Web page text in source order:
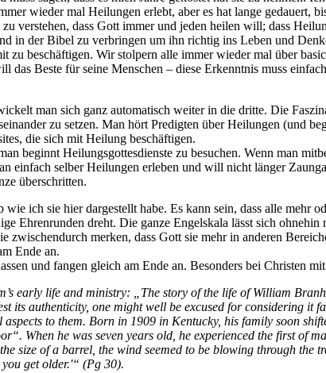
wieder mal Heilungen erlebt, aber es hat lange gedauert,
verstehen, dass Gott immer und jeden heilen will; dass
in der Bibel zu verbringen um ihn richtig ins Leben und
zu beschäftigen. Wir stolpern alle immer wieder mal über
das Beste für seine Menschen – diese Erkenntnis muss
man sich ganz automatisch weiter in die dritte. Die
zu setzen. Man hört Predigten über Heilungen (und
die sich mit Heilung beschäftigen.
beginnt Heilungsgottesdienste zu besuchen. Wenn man
einfach selber Heilungen erleben und will nicht länger
überschritten.
ich sie hier dargestellt habe. Es kann sein, dass alle mehr
Ehrenrunden dreht. Die ganze Engelskala lässt sich
zwischendurch merken, dass Gott sie mehr in anderen
Ende an.
und fangen gleich am Ende an. Besonders bei Christen
early life and ministry: „The story of the life of William
its authenticity, one might well be excused for considering it
to them. Born in 1909 in Kentucky, his family soon
When he was seven years old, he experienced the first of
size of a barrel, the wind seemed to be blowing through the
get older.'“ (Pg 30).